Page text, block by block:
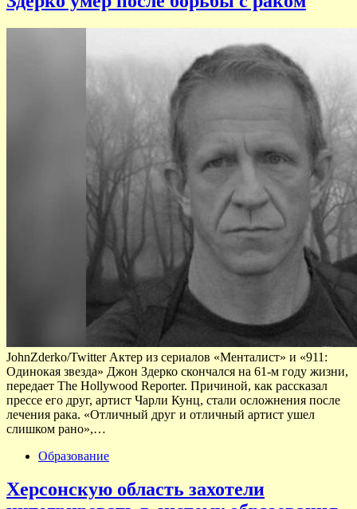
JohnZderko/Twitter Актер из сериалов «Менталист» и «911:
Одинокая звезда» Джон Здерко скончался на 61-м году жизни,
передает The Hollywood Reporter. Причиной, как рассказал
прессе его друг, артист Чарли Кунц, стали осложнения после
лечения рака. «Отличный друг и отличный артист ушел
слишком рано»,…
Образование
Херсонскую область захотели